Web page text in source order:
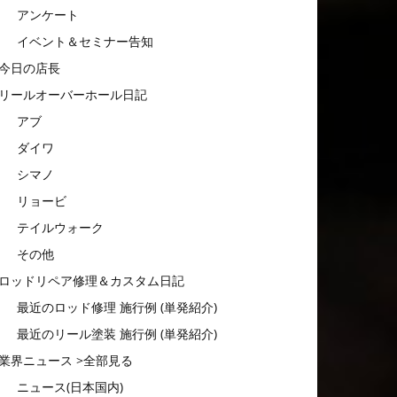
アンケート
イベント＆セミナー告知
日の店長
ールオーバーホール日記
アブ
ダイワ
シマノ
リョービ
テイルウォーク
その他
ッドリペア修理＆カスタム日記
最近のロッド修理 施行例 (単発紹介)
最近のリール塗装 施行例 (単発紹介)
界ニュース >全部見る
ニュース(日本国内)